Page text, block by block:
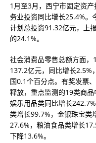
1月至3月，西宁市固定资
务业投资同比增长25.4%。
计划总投资91.32亿元，上
的24.1%。
社会消费品零售总额方面
137.2亿元，同比增长2.5%
国0.1个百分点。有奖发票
释放，重点监测的19类商
娱乐用品类同比增长
类增长99.7%，金银珠宝类
27.6%，粮油食品类增长
下降13.6%。